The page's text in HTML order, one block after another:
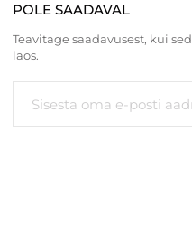
POLE SAADAVAL
Teavitage saadavusest, kui
laos.